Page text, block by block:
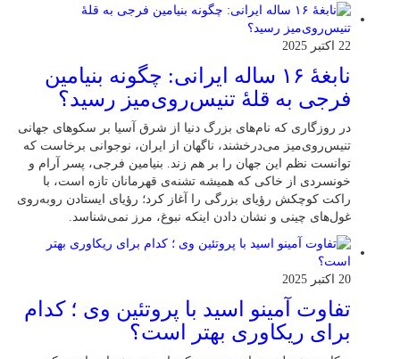
22 اکتبر 2025
نابغهٔ ۱۶ ساله ایرانی: چگونه بنیامین
فرجی به قلهٔ تنیس‌روی‌میز رسید؟
در روزگاری که نام‌های بزرگ دنیا از شرق آسیا بر سکوهای جهانی
تنیس‌روی‌میز می‌درخشند، ناگهان از ایران، نوجوانی برخاست که
توانست نظم این جهان را بر هم زند. بنیامین فرجی، پسر آرام و
خونسردی از خاکی که همیشه تشنه‌ی قهرمانان تازه است، با
راکت کوچکش رؤیای بزرگی را آغاز کرد؛ رؤیای ایستادن روبه‌روی
غول‌های چینی و نشان دادن اینکه نبوغ، مرز نمی‌شناسد.
20 اکتبر 2025
تفاوت آمینو اسید با پروتئین وی ؛ کدام
برای ریکاوری بهتر است؟